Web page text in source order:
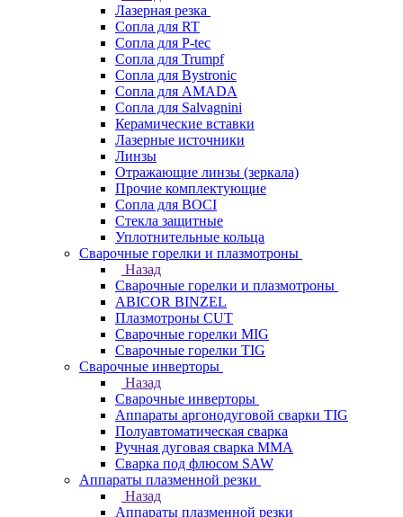
Лазерная резка
Сопла для RT
Сопла для P-tec
Сопла для Trumpf
Сопла для Bystronic
Сопла для AMADA
Сопла для Salvagnini
Керамические вставки
Лазерные источники
Линзы
Отражающие линзы (зеркала)
Прочие комплектующие
Сопла для BOCI
Стекла защитные
Уплотнительные кольца
Сварочные горелки и плазмотроны
Назад
Сварочные горелки и плазмотроны
ABICOR BINZEL
Плазмотроны CUT
Сварочные горелки MIG
Сварочные горелки TIG
Сварочные инверторы
Назад
Сварочные инверторы
Аппараты аргонодуговой сварки TIG
Полуавтоматическая сварка
Ручная дуговая сварка MMA
Сварка под флюсом SAW
Аппараты плазменной резки
Назад
Аппараты плазменной резки